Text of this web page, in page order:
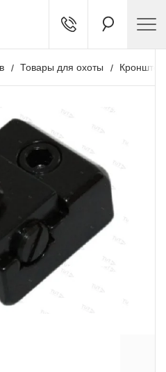
Товары для охоты